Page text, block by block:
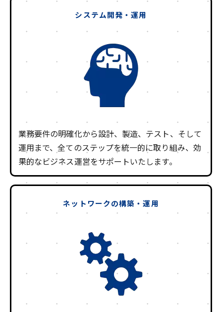
システム開発・運用
業務要件の明確化から設計、製造、テスト、そして
運用まで、全てのステップを統一的に取り組み、効
果的なビジネス運営をサポートいたします。
ネットワークの構築・運用